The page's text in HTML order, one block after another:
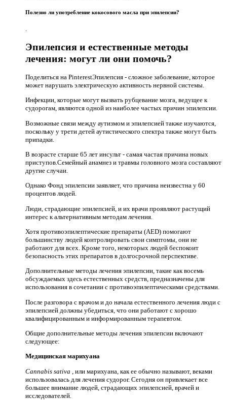
Полезно ли употребление кокосового масла при эпилепсии?
Эпилепсия и естественные методы
лечения: могут ли они помочь?
Поделиться на PinterestЭпилепсия - сложное заболевание, которое
может нарушать электрическую активность нервной системы.
Инфекции, которые могут вызвать рубцевание мозга, ведущее к
судорогам, являются одной из наиболее частых причин эпилепсии.
Возможные связи между аутизмом и эпилепсией также изучаются,
поскольку у трети детей аутистического спектра также могут быть
припадки.
В возрасте старше 65 лет инсульт - самая частая причина новых
приступов.Семейный анамнез и травмы головного мозга составляют
другие случаи.
Однако Фонд эпилепсии заявляет, что причина неизвестна у 60
процентов людей.
Люди, страдающие эпилепсией, и их врачи проявляют растущий
интерес к альтернативным методам лечения.
Хотя противоэпилептические препараты (AED) помогают
большинству людей контролировать свои симптомы, они не
работают для всех. Кроме того, некоторых людей беспокоит
безопасность этих препаратов в долгосрочной перспективе.
Дополнительные методы лечения эпилепсии, такие как восемь
обсуждаемых здесь естественных средств, предназначены для
использования в сочетании с противоэпилептическими средствами.
После разговора с врачом и до начала естественного лечения люди с
эпилепсией должны убедиться, что они работают с хорошо
квалифицированным и информированным терапевтом.
Общие дополнительные методы лечения эпилепсии включают
следующее:
Медицинская марихуана
Cannabis sativa
, или марихуана, как ее обычно называют, веками
использовалась для лечения судорог. Сегодня он привлекает все
большее внимание людей, страдающих эпилепсией, врачей и
исследователей.